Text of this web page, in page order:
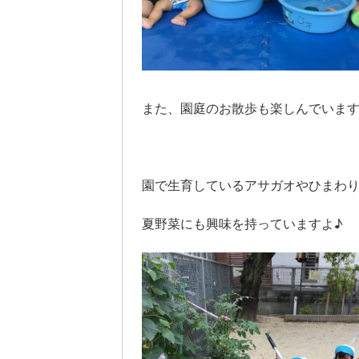
また、園庭のお散歩も楽しんでいます
園で生育しているアサガオやひまわり
夏野菜にも興味を持っていますよ♪